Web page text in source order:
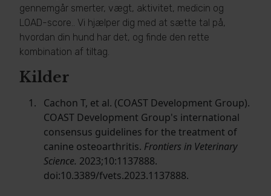
gennemgår smerter, vægt, aktivitet, medicin og
LOAD-score.. Vi hjælper dig med at sætte tal på,
hvordan din hund har det, og finde den rette
kombination af tiltag.
Kilder
Cachon T, et al. (COAST Development Group).
COAST Development Group's international
consensus guidelines for the treatment of
canine osteoarthritis. Frontiers in Veterinary
Science. 2023;10:1137888.
doi:10.3389/fvets.2023.1137888.